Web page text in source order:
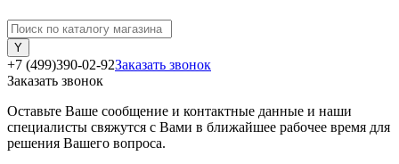
+7 (499)390-02-92Заказать звонок
Заказать звонок
Оставьте Ваше сообщение и контактные данные и наши
специалисты свяжутся с Вами в ближайшее рабочее время для
решения Вашего вопроса.